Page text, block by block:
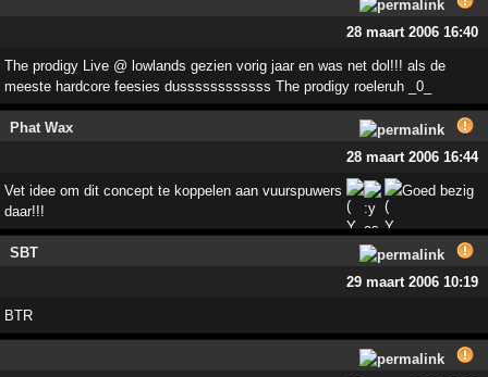
28 maart 2006 16:40
The prodigy Live @ lowlands gezien vorig jaar en was net dol!!! als de
meeste hardcore feesies dussssssssssss The prodigy roeleruh _0_
Phat Wax
28 maart 2006 16:44
Vet idee om dit concept te koppelen aan vuurspuwers
Goed bezig
daar!!!
SBT
29 maart 2006 10:19
BTR